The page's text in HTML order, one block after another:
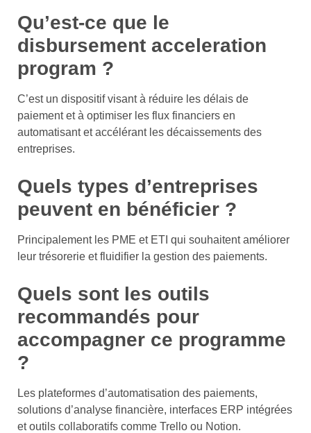
Qu’est-ce que le
disbursement acceleration
program ?
C’est un dispositif visant à réduire les délais de
paiement et à optimiser les flux financiers en
automatisant et accélérant les décaissements des
entreprises.
Quels types d’entreprises
peuvent en bénéficier ?
Principalement les PME et ETI qui souhaitent améliorer
leur trésorerie et fluidifier la gestion des paiements.
Quels sont les outils
recommandés pour
accompagner ce programme
?
Les plateformes d’automatisation des paiements,
solutions d’analyse financière, interfaces ERP intégrées
et outils collaboratifs comme Trello ou Notion.